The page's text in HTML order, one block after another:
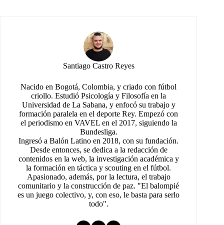
Santiago Castro Reyes
Nacido en Bogotá, Colombia, y criado con fútbol
criollo. Estudió Psicología y Filosofía en la
Universidad de La Sabana, y enfocó su trabajo y
formación paralela en el deporte Rey. Empezó con
el periodismo en VAVEL en el 2017, siguiendo la
Bundesliga.
Ingresó a Balón Latino en 2018, con su fundación.
Desde entonces, se dedica a la redacción de
contenidos en la web, la investigación académica y
la formación en táctica y scouting en el fútbol.
Apasionado, además, por la lectura, el trabajo
comunitario y la construcción de paz. "El balompié
es un juego colectivo, y, con eso, le basta para serlo
todo".